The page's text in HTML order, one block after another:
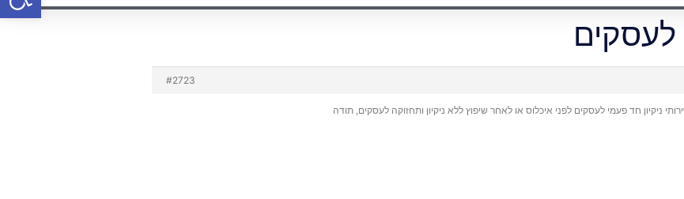
לעסקים
#2723
ניקיון חד פעמי לעסקים לפני איכלוס או לאחר שיפוץ ללא ניקיון ותחזוקה לעסקים, תודה